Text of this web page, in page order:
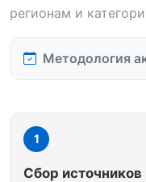
регионам и
Методология
1
Сбор источников